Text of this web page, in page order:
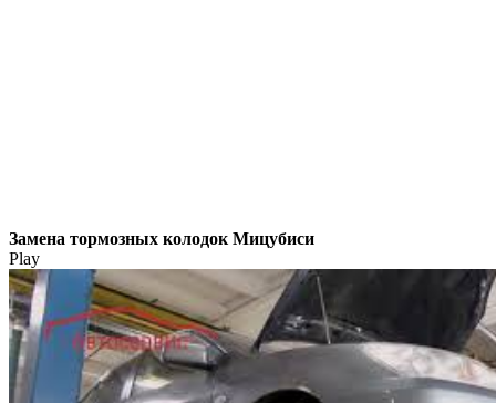
Замена тормозных колодок Мицубиси
Play